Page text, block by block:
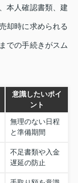
本人確認書類、建
却時に求められる
での手続きがスム
意識したいポイ
ント
無理のない日程
と準備期間
不足書類や入金
遅延の防止